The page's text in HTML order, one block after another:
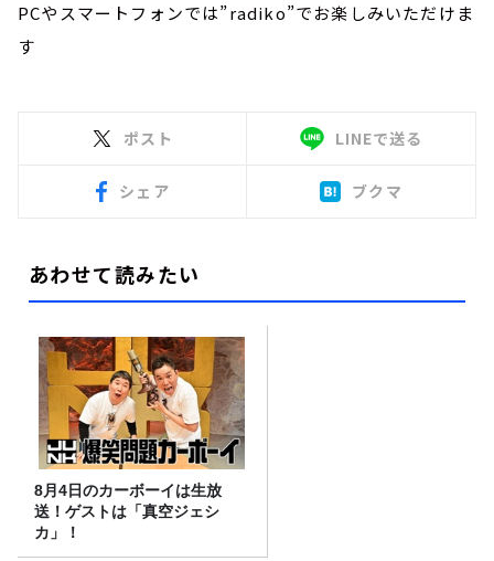
PCやスマートフォンでは”radiko”でお楽しみいただけま
す
ポスト LINEで送る
シェア ブクマ
あわせて読みたい
8月4日のカーボーイは生放
送！ゲストは「真空ジェシ
カ」！